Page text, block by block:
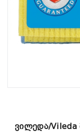
Ვილედა/Vileda